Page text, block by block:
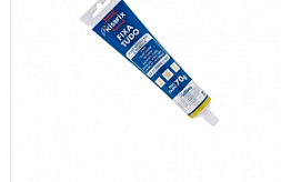
[+] Ver todos
Características